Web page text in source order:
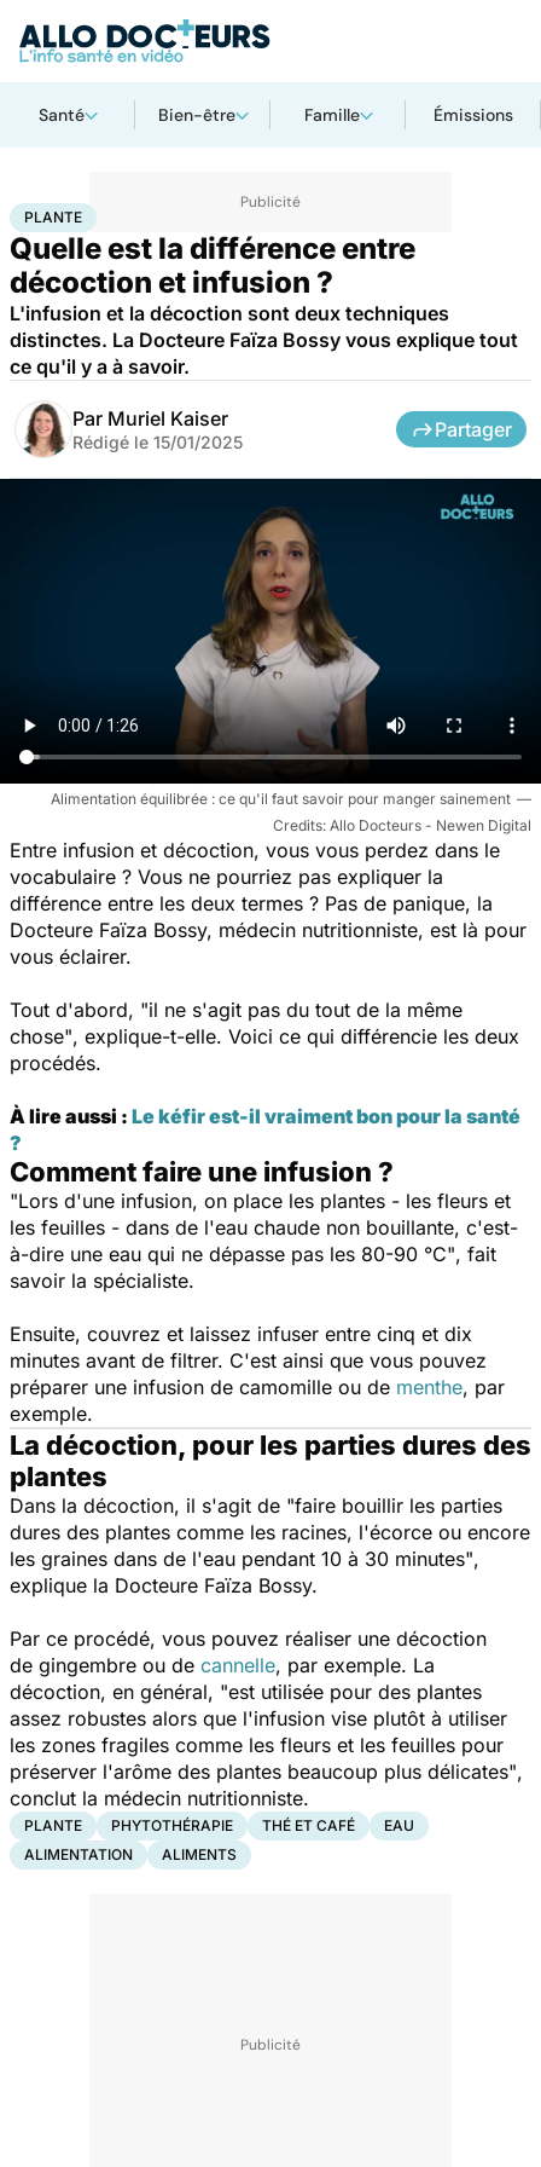
Santé Bien-être Famille Émissions
AccueilBien-être
PLANTE
Quelle est la différence entre
décoction et infusion ?
L'infusion et la décoction sont deux techniques
distinctes. La Docteure Faïza Bossy vous explique tout
ce qu'il y a à savoir.
Par Muriel Kaiser
Rédigé le 15/01/2025
Partager
Alimentation équilibrée : ce qu'il faut savoir pour manger sainement
Allo Docteurs - Newen Digital
Entre infusion et décoction, vous vous perdez dans le
vocabulaire ? Vous ne pourriez pas expliquer la
différence entre les deux termes ? Pas de panique, la
Docteure Faïza Bossy, médecin nutritionniste, est là pour
vous éclairer.
Tout d'abord, "il ne s'agit pas du tout de la même
chose", explique-t-elle. Voici ce qui différencie les deux
procédés.
À lire aussi : Le kéfir est-il vraiment bon pour la santé
?
Comment faire une infusion ?
"Lors d'une infusion, on place les plantes - les fleurs et
les feuilles - dans de l'eau chaude non bouillante, c'est-
à-dire une eau qui ne dépasse pas les 80-90 °C", fait
savoir la spécialiste.
Ensuite, couvrez et laissez infuser entre cinq et dix
minutes avant de filtrer. C'est ainsi que vous pouvez
préparer une infusion de camomille ou de menthe, par
exemple.
La décoction, pour les parties dures des
plantes
Dans la décoction, il s'agit de "faire bouillir les parties
dures des plantes comme les racines, l'écorce ou encore
les graines dans de l'eau pendant 10 à 30 minutes",
explique la Docteure Faïza Bossy.
Par ce procédé, vous pouvez réaliser une décoction
de gingembre ou de cannelle, par exemple. La
décoction, en général, "est utilisée pour des plantes
assez robustes alors que l'infusion vise plutôt à utiliser
les zones fragiles comme les fleurs et les feuilles pour
préserver l'arôme des plantes beaucoup plus délicates",
conclut la médecin nutritionniste.
PLANTE PHYTOTHÉRAPIE THÉ ET CAFÉ
EAU
ALIMENTATION
ALIMENTS